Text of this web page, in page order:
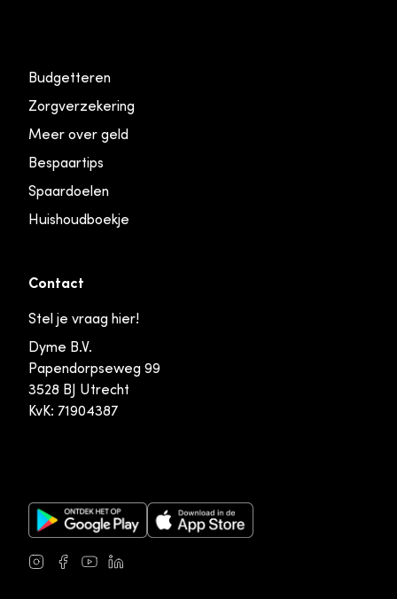
Budgetteren
Zorgverzekering
Meer over geld
Bespaartips
Spaardoelen
Huishoudboekje
Contact
Stel je vraag hier!
Dyme B.V.
Papendorpseweg 99
3528 BJ Utrecht
KvK: 71904387
Google Play Store Apple App Store
Instagram
Facebook
YoutubeLinkedIn